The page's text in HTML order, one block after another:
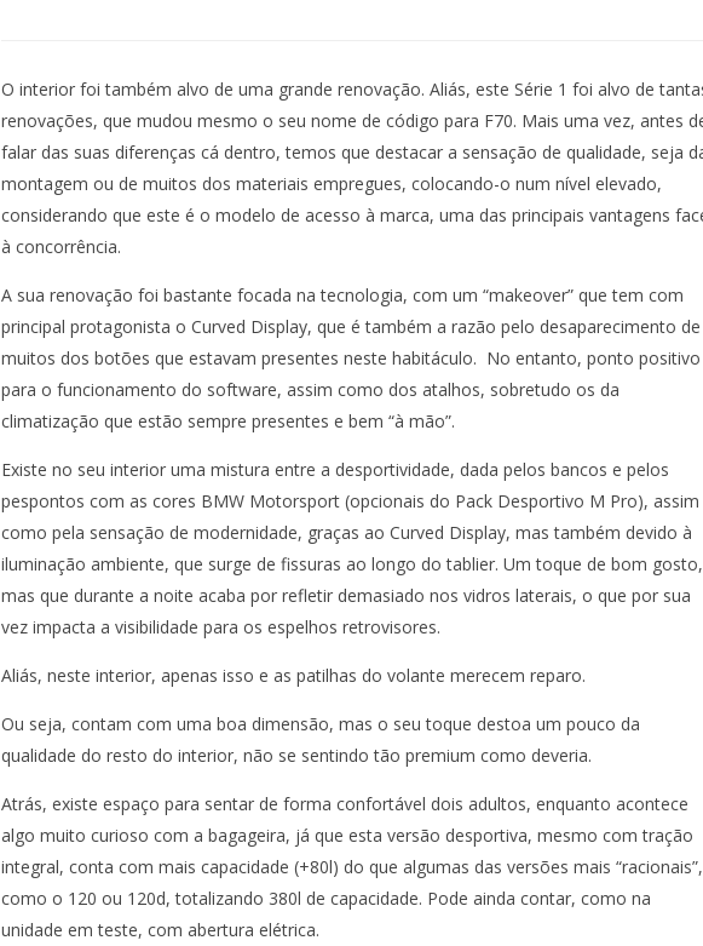
O interior foi também alvo de uma grande renovação. Aliás, este Série 1 foi alvo de
renovações, que mudou mesmo o seu nome de código para F70. Mais uma vez, antes
falar das suas diferenças cá dentro, temos que destacar a sensação de qualidade, seja
montagem ou de muitos dos materiais empregues, colocando-o num nível elevado,
considerando que este é o modelo de acesso à marca, uma das principais vantagens
à concorrência.
A sua renovação foi bastante focada na tecnologia, com um “makeover” que tem com
principal protagonista o Curved Display, que é também a razão pelo desaparecimento de
muitos dos botões que estavam presentes neste habitáculo. No entanto, ponto positivo
para o funcionamento do software, assim como dos atalhos, sobretudo os da
climatização que estão sempre presentes e bem “à mão”.
Existe no seu interior uma mistura entre a desportividade, dada pelos bancos e pelos
pespontos com as cores BMW Motorsport (opcionais do Pack Desportivo M Pro), assim
como pela sensação de modernidade, graças ao Curved Display, mas também devido à
iluminação ambiente, que surge de fissuras ao longo do tablier. Um toque de bom gosto,
mas que durante a noite acaba por refletir demasiado nos vidros laterais, o que por sua
vez impacta a visibilidade para os espelhos retrovisores.
Aliás, neste interior, apenas isso e as patilhas do volante merecem reparo.
Ou seja, contam com uma boa dimensão, mas o seu toque destoa um pouco da
qualidade do resto do interior, não se sentindo tão premium como deveria.
Atrás, existe espaço para sentar de forma confortável dois adultos, enquanto acontece
algo muito curioso com a bagageira, já que esta versão desportiva, mesmo com tração
integral, conta com mais capacidade (+80l) do que algumas das versões mais “racionais”,
como o 120 ou 120d, totalizando 380l de capacidade. Pode ainda contar, como na
unidade em teste, com abertura elétrica.